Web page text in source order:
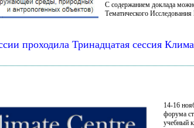
С содержанием доклада
Тематического
проходила Тринадцатая сессия
14-16
форума
учебный